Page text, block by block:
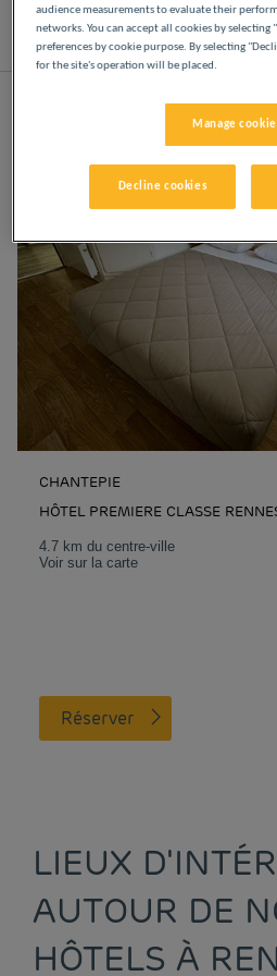
Liste Carte
CHANTEPIE
HÔTEL PREMIERE CLASSE
4.7 km du centre-ville
Voir sur la carte
Réserver
LIEUX
AUTOUR DE
HÔTELS À
audience measurements to evaluate their
networks. You can accept all cookies by selecting
preferences by cookie purpose. By selecting
for the site's operation will be placed.
Manage
Decline cookies